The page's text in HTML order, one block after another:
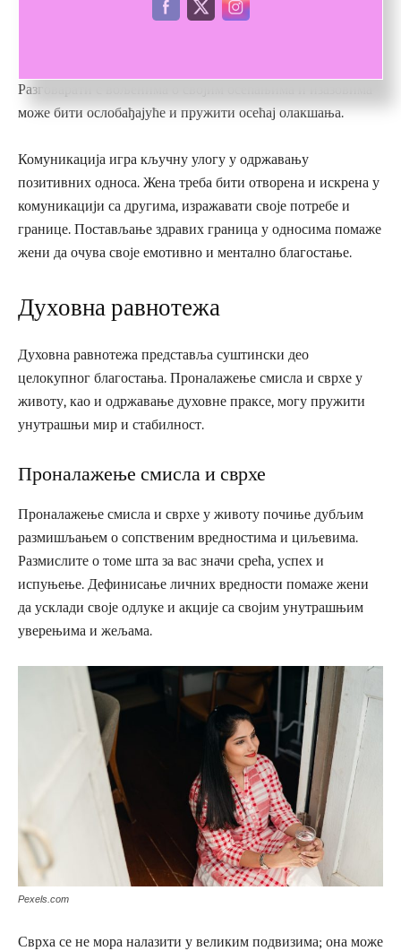
Позитивни међуљудски односи имају снажан утицај на
Разговарати с вољенима о својим осећањима и изазовима
може бити ослобађајуће и пружити осећај олакшања.
Комуникација игра кључну улогу у одржавању
позитивних односа. Жена треба бити отворена и искрена у
комуникацији са другима, изражавати своје потребе и
границе. Постављање здравих граница у односима помаже
жени да очува своје емотивно и ментално благостање.
Духовна равнотежа
Духовна равнотежа представља суштински део
целокупног благостања. Проналажење смисла и сврхе у
животу, као и одржавање духовне праксе, могу пружити
унутрашњи мир и стабилност.
Проналажење смисла и сврхе
Проналажење смисла и сврхе у животу почиње дубљим
размишљањем о сопственим вредностима и циљевима.
Размислите о томе шта за вас значи срећа, успех и
испуњење. Дефинисање личних вредности помаже жени
да усклади своје одлуке и акције са својим унутрашњим
уверењима и жељама.
Pexels.com
Сврха се не мора налазити у великим подвизима; она може